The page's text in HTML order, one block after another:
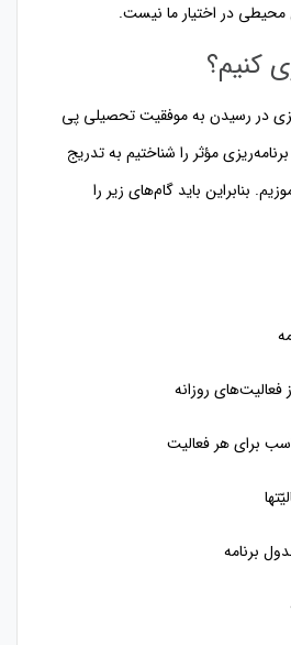
در اختیار ما نیست.
کنیم؟
در رسیدن به موفقیت تحصیلی پی
مؤثر را شناختیم به تدریج
بنابراین باید گام‌های زیر را
روزانه
برای هر فعالیت
برنامه